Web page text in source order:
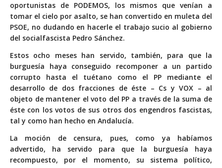
oportunistas de PODEMOS, los mismos que venían a
tomar el cielo por asalto, se han convertido en muleta del
PSOE, no dudando en hacerle el trabajo sucio al gobierno
del socialfascista Pedro Sánchez.
Estos ocho meses han servido, también, para que la
burguesía haya conseguido recomponer a un partido
corrupto hasta el tuétano como el PP mediante el
desarrollo de dos fracciones de éste – Cs y VOX – al
objeto de mantener el voto del PP a través de la suma de
éste con los votos de sus otros dos engendros fascistas,
tal y como han hecho en Andalucía.
La moción de censura, pues, como ya habíamos
advertido, ha servido para que la burguesía haya
recompuesto, por el momento, su sistema político,